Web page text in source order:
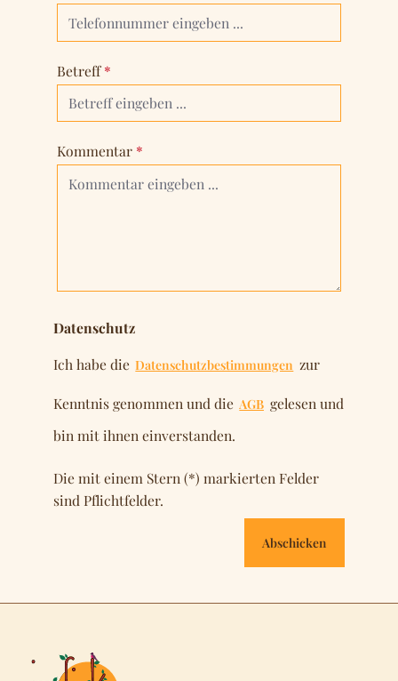
Betreff*
Kommentar *
Datenschutz
Ich habe die Datenschutzbestimmungen zur
Kenntnis genommen und die AGB gelesen und
bin mit ihnen einverstanden.
Die mit einem Stern (*) markierten Felder
sind Pflichtfelder.
Abschicken